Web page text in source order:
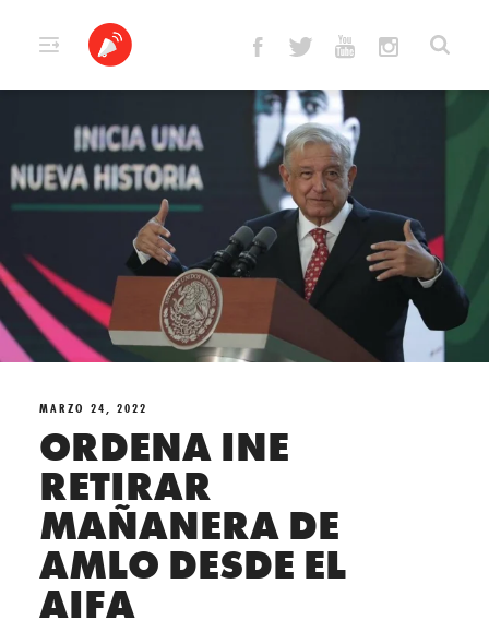
MARZO 24, 2022
ORDENA INE
RETIRAR
MAÑANERA DE
AMLO DESDE EL
AIFA